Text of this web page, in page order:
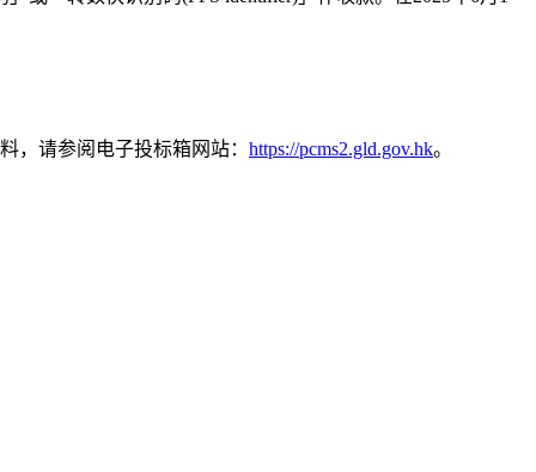
，请参阅电子投标箱网站： https://pcms2.gld.gov.hk。